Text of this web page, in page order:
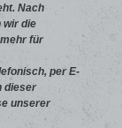
Nach
wir die
für
per E-
dieser
unserer